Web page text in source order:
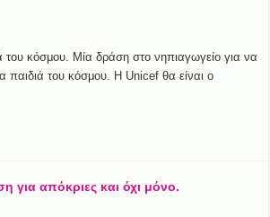
του κόσμου. Μία δράση στο νηπιαγωγείο για να
παιδιά του κόσμου. Η Unicef θα είναι ο
για απόκριες και όχι μόνο.